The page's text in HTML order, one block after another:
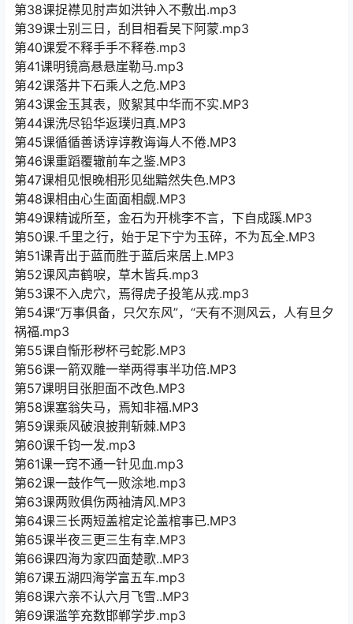
第38课捉襟见肘声如洪钟入不敷出.mp3
第39课士别三日，刮目相看吴下阿蒙.mp3
第40课爱不释手手不释卷.mp3
第41课明镜高悬悬崖勒马.mp3
第42课落井下石乘人之危.MP3
第43课金玉其表，败絮其中华而不实.MP3
第44课洗尽铅华返璞归真.MP3
第45课循循善诱谆谆教诲诲人不倦.MP3
第46课重蹈覆辙前车之鉴.MP3
第47课相见恨晚相形见绌黯然失色.MP3
第48课相由心生面面相觑.MP3
第49课精诚所至，金石为开桃李不言，下自成蹊.MP3
第50课.千里之行，始于足下宁为玉碎，不为瓦全.MP3
第51课青出于蓝而胜于蓝后来居上.MP3
第52课风声鹤唳，草木皆兵.mp3
第53课不入虎穴，焉得虎子投笔从戎.mp3
第54课“万事俱备，只欠东风”，“天有不测风云，人有旦夕
祸福.mp3
第55课自惭形秽杯弓蛇影.MP3
第56课一箭双雕一举两得事半功倍.MP3
第57课明目张胆面不改色.MP3
第58课塞翁失马，焉知非福.MP3
第59课乘风破浪披荆斩棘.MP3
第60课千钧一发.mp3
第61课一窍不通一针见血.mp3
第62课一鼓作气一败涂地.mp3
第63课两败俱伤两袖清风.MP3
第64课三长两短盖棺定论盖棺事已.MP3
第65课半夜三更三生有幸.MP3
第66课四海为家四面楚歌..MP3
第67课五湖四海学富五车.mp3
第68课六亲不认六月飞雪..MP3
第69课滥竽充数邯郸学步.mp3